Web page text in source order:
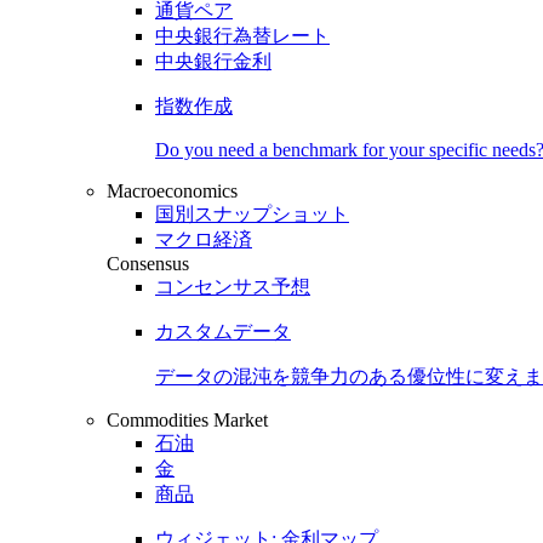
通貨ペア
中央銀行為替レート
中央銀行金利
指数作成
Do you need a benchmark for your specific needs?
Macroeconomics
国別スナップショット
マクロ経済
Consensus
コンセンサス予想
カスタムデータ
データの混沌を競争力のある優位性に変え
Commodities Market
石油
金
商品
ウィジェット: 金利マップ